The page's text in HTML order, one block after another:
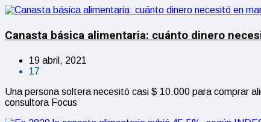
Canasta básica alimentaria: cuánto dinero
19 abril, 2021
17
Una persona soltera necesitó casi $ 10.000 para comprar
consultora Focus